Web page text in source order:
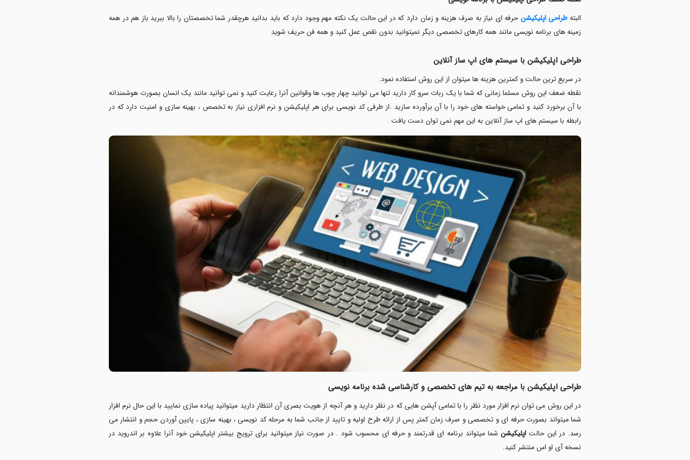
البته طراحی اپلیکیشنحرفه ای نیاز به صرف هزینه و زمان دارد که در این حالت یک نکته مهم وجود دارد که باید بدانید هرچقدر شما تخصصتان را بالا ببرید باز هم در همه
زمینه های برنامه نویسی مانند همه کارهای تخصصی دیگر نمیتوانید بدون نقص عمل کنید و همه فن حریف شوید
طراحی اپلیکیشن با سیستم های اپ ساز آنلاین
در سریع ترین حالت و کمترین هزینه ها میتوان از این روش استفاده نمود.
نقطه ضعف این روش مسلما زمانی که شما با یک ربات سرو کار دارید تنها می توانید چهار چوب ها وقوانین آنرا رعایت کنید و نمی توانید مانند یک انسان بصورت هوشمندانه
با آن برخورد کنید و تمامی خواسته های خود را با آن برآورده سازید .از طرفی کد نویسی برای هر اپلیکیشن و نرم افزاری نیاز به تخصص ، بهینه سازی و امنیت دارد که در
رابطه با سیستم های اپ ساز آنلاین به این مهم نمی توان دست یافت .
طراحی اپلیکیشن با مراجعه به تیم های تخصصی و کارشناسی شده برنامه نویسی
در این روش می توان نرم افزار مورد نظر را با تمامی آپشن هایی که در نظر دارید و هر آنچه از هویت بصری آن انتظار دارید میتوانید پیاده سازی نمایید با این حال نرم افزار
شما میتواند بصورت حرفه ای و تخصصی و صرف زمان کمتر پس از ارائه طرح اولیه و تایید از جانب شما به مرحله کد نویسی ، بهینه سازی ، پایین آوردن حجم و انتشار می
رسد. در این حالت اپلیکیشن شما میتواند برنامه ای قدرتمند و حرفه ای محسوب شود . در صورت نیاز میتوانید برای ترویج بیشتر اپلیکیشن خود آنرا علاوه بر اندروید در
نسخه آی او اس منتشر کنید.